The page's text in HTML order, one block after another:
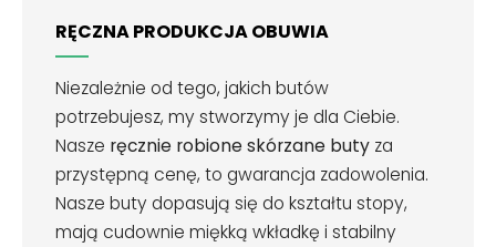
RĘCZNA PRODUKCJA OBUWIA
Niezależnie od tego, jakich butów
potrzebujesz, my stworzymy je dla Ciebie.
Nasze ręcznie robione skórzane buty za
przystępną cenę, to gwarancja zadowolenia.
Nasze buty dopasują się do kształtu stopy,
mają cudownie miękką wkładkę i stabilny